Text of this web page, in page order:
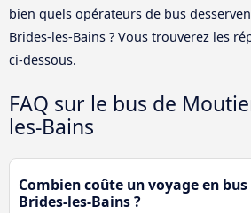
bien quels opérateurs de bus
Brides-les-Bains ? Vous trouverez les
ci-dessous.
FAQ sur le bus de
les-Bains
Combien coûte un voyage en
Brides-les-Bains ?